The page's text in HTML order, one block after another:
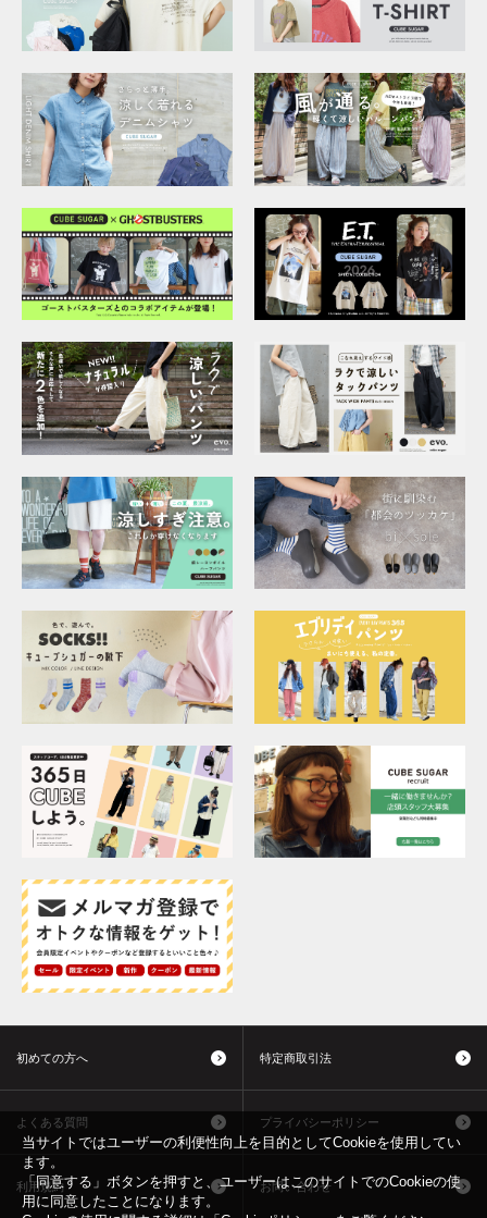
初めての方へ 特定商取引法
よくある質問 プライバシーポリシー
利用規約 お問い合わせ
当サイトではユーザーの利便性向上を目的としてCookieを使用してい
ます。
「同意する」ボタンを押すと、ユーザーはこのサイトでのCookieの使
用に同意したことになります。